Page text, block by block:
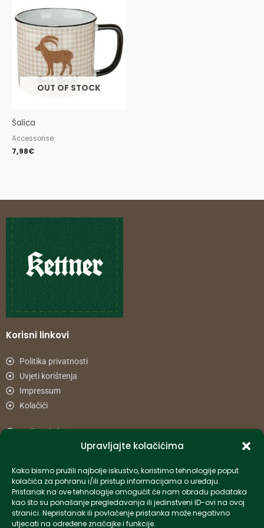
Upravljajte kolačićima
Kako bismo pružili najbolje iskustvo, koristimo tehnologije poput
kolačića za pohranu i/ili pristup informacijama o uređaju.
Pristanak na ove tehnologije omogućit će nam obradu podataka
kao što su ponašanje pregledavanja ili jedinstveni ID-ovi na ovoj
stranici. Nepristanak ili povlačenje pristanka može negativno
utjecati na određene značajke i funkcije.
OUT OF STOCK
Šalica
Accessorise
7,98€
Korisni linkovi
Politika privatnosti
Uvjeti korištenja
Impressum
Kolačići
Načini plaćanja
Informacije
info-hr@kettner.com